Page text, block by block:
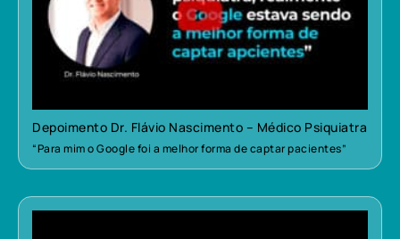
Depoimento Dr. Flávio Nascimento – Médico Psiquiatra
“Para mim o Google foi a melhor forma de captar pacientes”